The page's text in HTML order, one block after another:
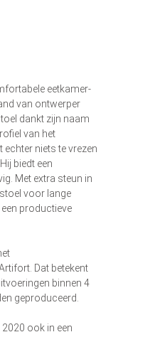
eetkamer-
van ontwerper
dankt zijn naam
van het
echter niets te vrezen
biedt een
Met extra steun in
voor lange
productieve
Dat betekent
binnen 4
geproduceerd.
ook in een